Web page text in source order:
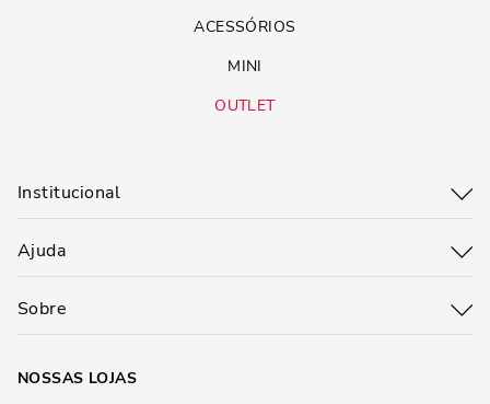
ACESSÓRIOS
MINI
OUTLET
Institucional
Ajuda
Sobre
NOSSAS LOJAS